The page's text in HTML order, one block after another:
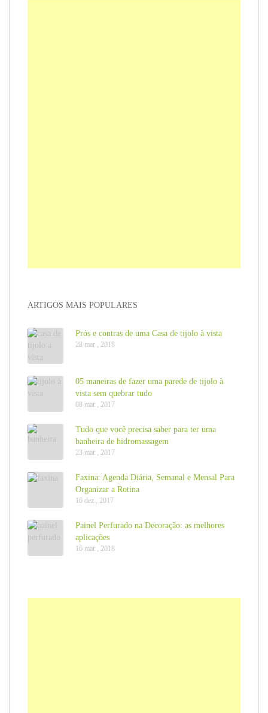
ARTIGOS MAIS POPULARES
Prós e contras de uma Casa de tijolo à vista
28 mar , 2018
05 maneiras de fazer uma parede de tijolo à
vista sem quebrar tudo
08 mar , 2017
Tudo que você precisa saber para ter uma
banheira de hidromassagem
23 mar , 2017
Faxina: Agenda Diária, Semanal e Mensal Para
Organizar a Rotina
16 dez , 2017
Painel Perfurado na Decoração: as melhores
aplicações
16 mar , 2018